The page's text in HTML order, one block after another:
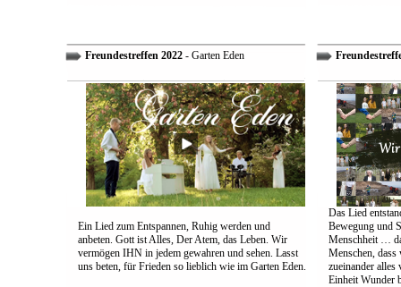
Freundestreffen 2022- Garten Eden
Ein Lied zum Entspannen, Ruhig werden und
anbeten. Gott ist Alles, Der Atem, das Leben. Wir
vermögen IHN in jedem gewahren und sehen. Lasst
uns beten, für Frieden so lieblich wie im Garten Eden.
Das Lied
Bewegung und
Menschheit …
Menschen,
zueinander alles
Einheit Wunder